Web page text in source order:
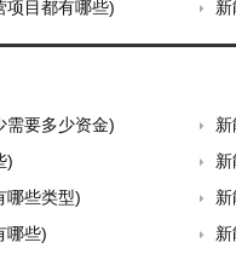
项目都有哪些)
需要多少资金)
)
哪些类型)
哪些)